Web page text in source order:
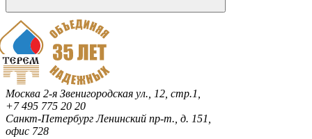
Москва 2-я Звенигородская ул., 12, стр.1,
+7 495 775 20 20
Санкт-ПетербургЛенинский пр-т., д. 151,
офис 728